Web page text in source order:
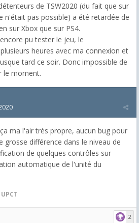
de TSW2020 (du fait que sur
n'était pas possible) a été retardée de
sur Xbox que sur PS4.
pu tester le jeu, le
heures avec ma connexion et
tard ce soir. Donc impossible de
le moment.
ma l'air très propre, aucun bug pour
différence dans le niveau de
de quelques contrôles sur
automatique de l'unité du
2